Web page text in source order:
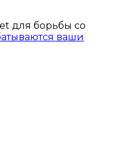
для борьбы со
ваши